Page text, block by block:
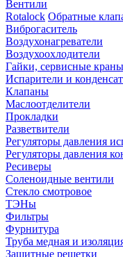
Вентили
Rotalock Обратные
Виброгаситель
Воздухонагреватели
Воздухоохлодители
Гайки, сервисные
Испарители и
Клапаны
Маслоотделители
Прокладки
Разветвители
Регуляторы давления
Регуляторы давления
Ресиверы
Соленоидные вентили
Стекло смотровое
ТЭНы
Фильтры
Фурнитура
Труба медная и
Защитные решетки